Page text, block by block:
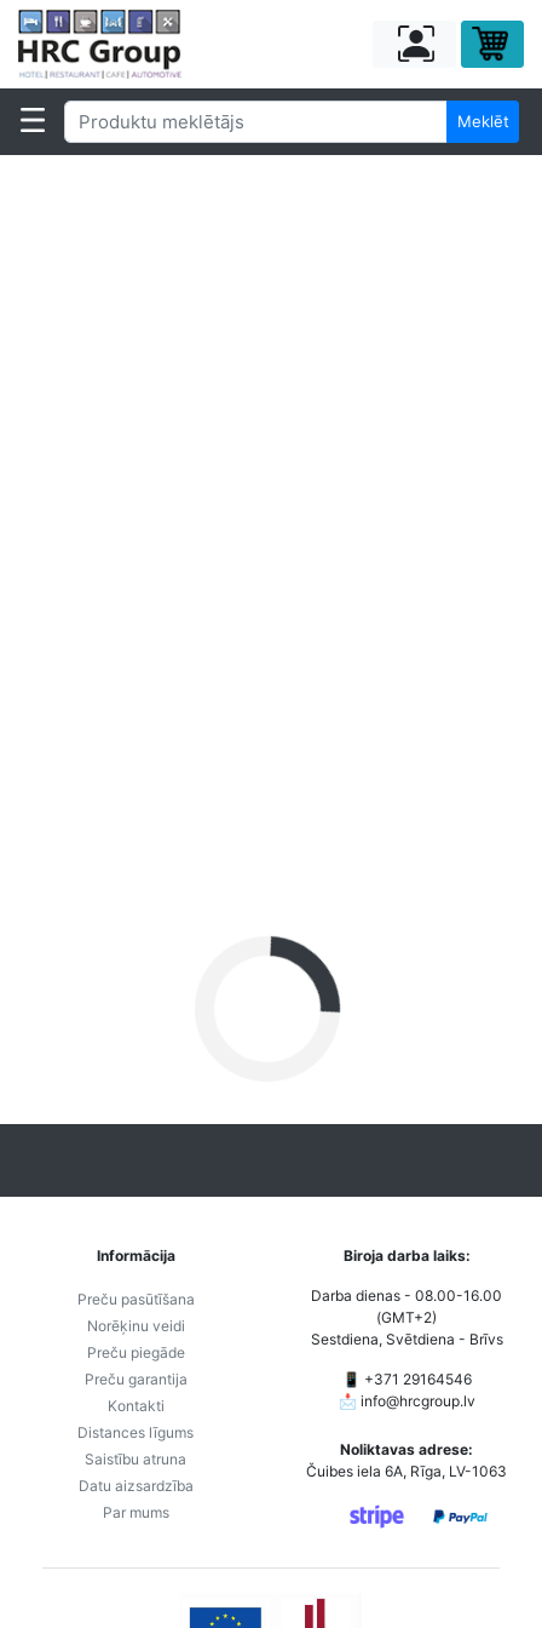
Meklēt
Informācija
Preču pasūtīšana
Norēķinu veidi
Preču piegāde
Preču garantija
Kontakti
Distances līgums
Saistību atruna
Datu aizsardzība
Par mums
Biroja darba laiks:
Darba dienas - 08.00-16.00
(GMT+2)
Sestdiena, Svētdiena - Brīvs
📱 +371 29164546
📩 info@hrcgroup.lv
Noliktavas adrese:
Čuibes iela 6A, Rīga, LV-1063